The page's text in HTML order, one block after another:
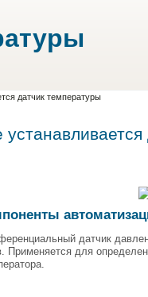
датчик температуры
датчик
Применяется для